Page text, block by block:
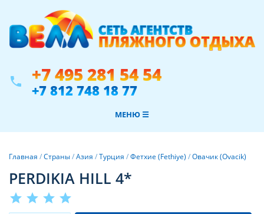
phone +7 495 281 54 54
+7 812 748 18 77
МЕНЮ ☰
Главная /Страны/Азия /Турция /Фетхие (Fethiye) /Овачик (Ovacik)
PERDIKIA HILL 4*
star star star star